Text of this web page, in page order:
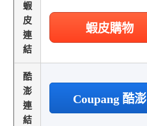
蝦
皮
連
結
蝦皮購物
酷
澎
連
結
Coupang 酷澎